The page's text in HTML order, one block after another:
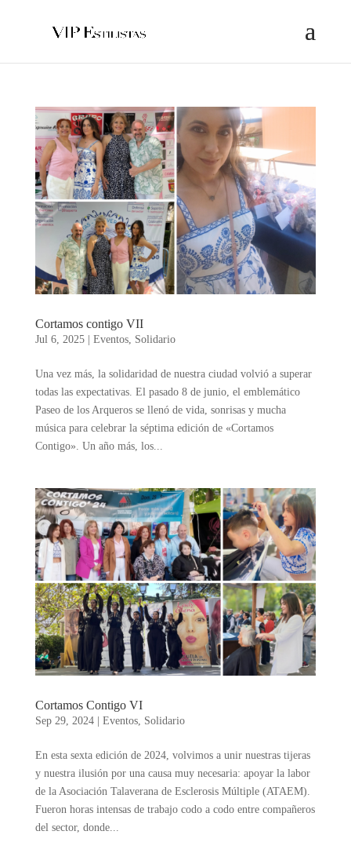
Cortamos contigo VII
Jul 6, 2025| Eventos, Solidario
Una vez más, la solidaridad de nuestra ciudad volvió a superar
todas las expectativas. El pasado 8 de junio, el emblemático
Paseo de los Arqueros se llenó de vida, sonrisas y mucha
música para celebrar la séptima edición de «Cortamos
Contigo». Un año más, los...
Cortamos Contigo VI
Sep 29, 2024| Eventos, Solidario
En esta sexta edición de 2024, volvimos a unir nuestras tijeras
y nuestra ilusión por una causa muy necesaria: apoyar la labor
de la Asociación Talaverana de Esclerosis Múltiple (ATAEM).
Fueron horas intensas de trabajo codo a codo entre compañeros
del sector, donde...